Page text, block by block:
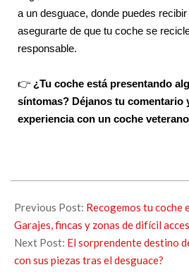
a un desguace, donde puedes
asegurarte de que tu coche se
responsable.
👉 ¿Tu coche está presentando
síntomas? Déjanos tu comentario
experiencia con un coche
Previous Post: Recogemos tu coche
Garajes, fincas y zonas de difícil
Next Post: El sorprendente destino
con sus piezas tras el desguace?